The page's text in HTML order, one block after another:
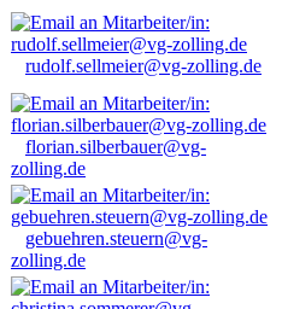
rudolf.sellmeier@vg-zolling.de
florian.silberbauer@vg-
zolling.de
gebuehren.steuern@vg-
zolling.de